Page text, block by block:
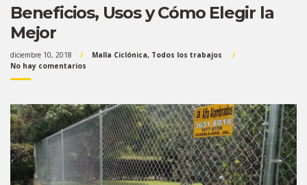
Beneficios, Usos y Cómo Elegir la
Mejor
diciembre 10, 2018 Malla Ciclónica, Todos los trabajos
No hay comentarios